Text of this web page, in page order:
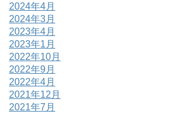
2024年4月
2024年3月
2023年4月
2023年1月
2022年10月
2022年9月
2022年4月
2021年12月
2021年7月